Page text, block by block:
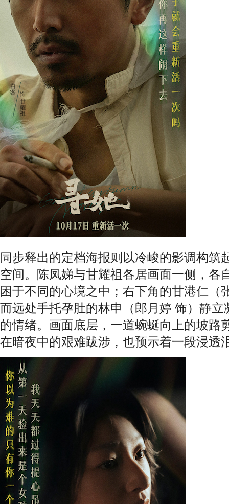
同步释出的定档海报则以冷峻的影调构筑
空间。陈凤娣与甘耀祖各居画面一侧，各
困于不同的心境之中；右下角的甘港仁（
而远处手托孕肚的林申（郎月婷 饰）静
的情绪。画面底层，一道蜿蜒向上的坡路
在暗夜中的艰难跋涉，也预示着一段浸透